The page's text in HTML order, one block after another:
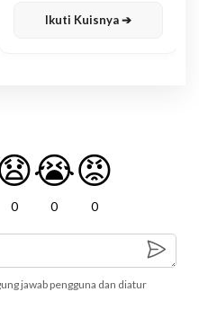
Ikuti Kuisnya ➔
0
😭
0
😡
0
jawab pengguna dan diatur